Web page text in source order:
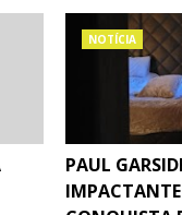
NOTÍCIA
PAUL